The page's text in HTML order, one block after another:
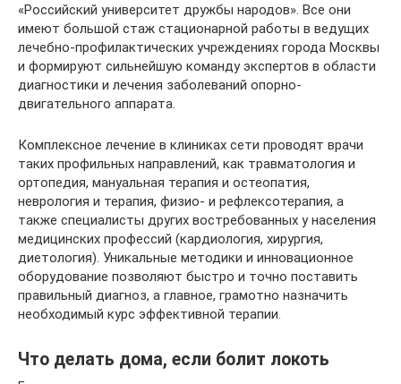
«Российский университет дружбы народов». Все они
имеют большой стаж стационарной работы в ведущих
лечебно-профилактических учреждениях города Москвы
и формируют сильнейшую команду экспертов в области
диагностики и лечения заболеваний опорно-
двигательного аппарата.
Комплексное лечение в клиниках сети проводят врачи
таких профильных направлений, как травматология и
ортопедия, мануальная терапия и остеопатия,
неврология и терапия, физио- и рефлексотерапия, а
также специалисты других востребованных у населения
медицинских профессий (кардиология, хирургия,
диетология). Уникальные методики и инновационное
оборудование позволяют быстро и точно поставить
правильный диагноз, а главное, грамотно назначить
необходимый курс эффективной терапии.
Что делать дома, если болит локоть